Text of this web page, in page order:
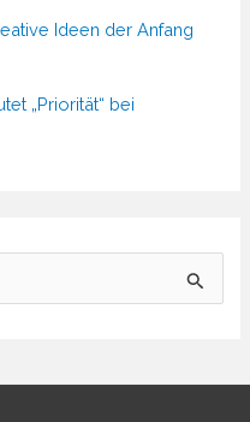
Ideen der Anfang
„Priorität“ bei